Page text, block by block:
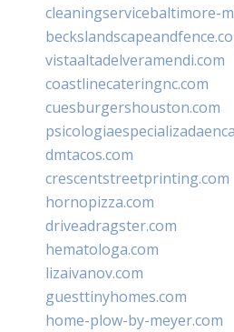
cleaningservicebaltimore-
vistaaltadelveramendi.com
coastlinecateringnc.com
cuesburgershouston.com
dmtacos.com
crescentstreetprinting.com
hornopizza.com
driveadragster.com
hematologa.com
lizaivanov.com
guesttinyhomes.com
home-plow-by-meyer.com